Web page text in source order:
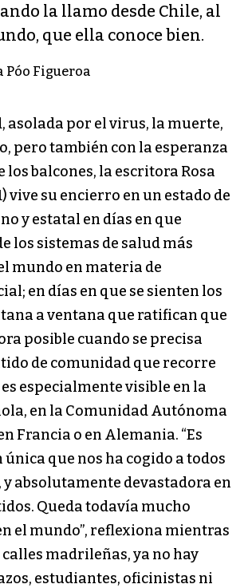
la llamo desde Chile, al
que ella conoce bien.
Póo Figueroa
asolada por el virus, la muerte,
pero también con la esperanza
los balcones, la escritora Rosa
vive su encierro en un estado de
y estatal en días en que
los sistemas de salud más
mundo en materia de
en días en que se sienten los
a ventana que ratifican que
posible cuando se precisa
de comunidad que recorre
especialmente visible en la
en la Comunidad Autónoma
Francia o en Alemania. “Es
que nos ha cogido a todos
absolutamente devastadora en
Queda todavía mucho
el mundo”, reflexiona mientras
madrileñas, ya no hay
estudiantes, oficinistas ni